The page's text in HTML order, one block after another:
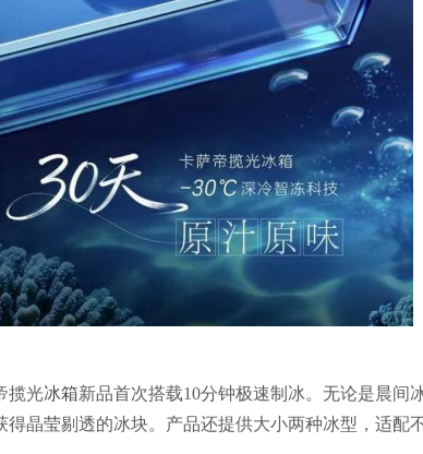
揽光冰箱新品首次搭载10分钟极速制冰。无论是晨间
晶莹剔透的冰块。产品还提供大小两种冰型，适配